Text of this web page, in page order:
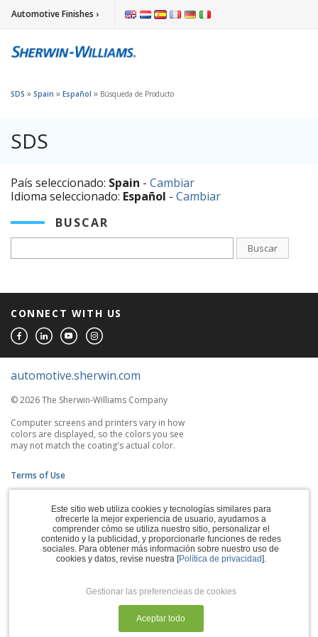
Automotive Finishes ›
SDS » Spain » Español » Búsqueda de Producto
SDS
País seleccionado: Spain - Cambiar
Idioma seleccionado: Español - Cambiar
BUSCAR
Buscar
CONNECT WITH US
automotive.sherwin.com
© 2026 The Sherwin-Williams Company
Computer screens and printers vary in how
colors are displayed, so the colors you see
may not match the coating's actual color.
Terms of Use
Accessibility Statement
CA Supply Chains Act
Este sitio web utiliza cookies y tecnologías similares para
ofrecerle la mejor experiencia de usuario, ayudarnos a
comprender cómo se utiliza nuestro sitio, personalizar el
contenido y la publicidad, y proporcionarle funciones de redes
sociales. Para obtener más información sobre nuestro uso de
cookies y datos, revise nuestra [Política de privacidad].
Gestionar las preferencieas de cookies
Aceptar todo